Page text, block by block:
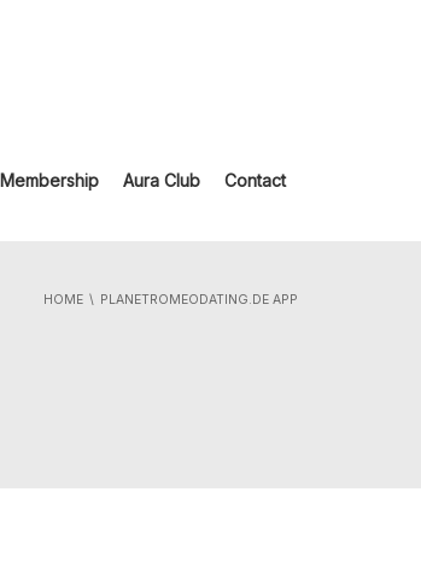
Membership Aura Club Contact
HOME PLANETROMEODATING.DE APP